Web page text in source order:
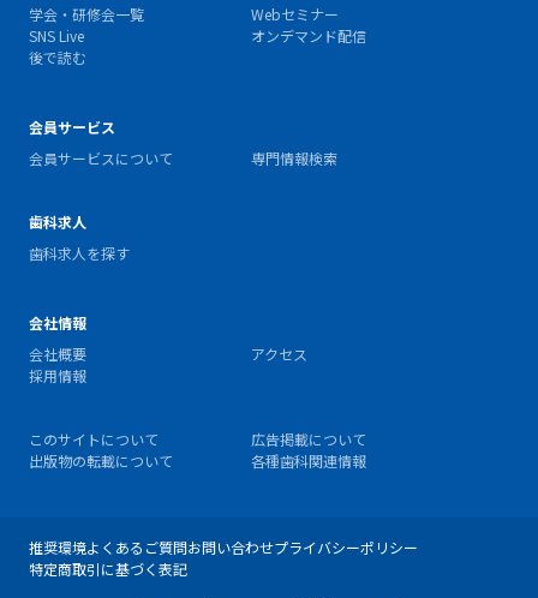
学会・研修会一覧
Webセミナー
SNS Live
オンデマンド配信
後で読む
会員サービス
会員サービスについて
専門情報検索
歯科求人
歯科求人を探す
会社情報
会社概要
アクセス
採用情報
このサイトについて
広告掲載について
出版物の転載について
各種歯科関連情報
推奨環境よくあるご質問お問い合わせプライバシーポリシー
特定商取引に基づく表記